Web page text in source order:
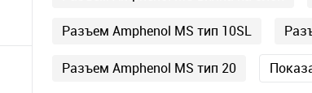
Разъем Amphenol MS тип 10SL
Разъем Amphenol MS тип 20